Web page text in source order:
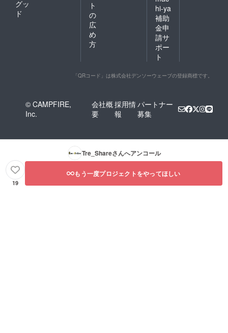
グッ
ド
ト
の
広
め
方
hi-ya
補助
金申
請サ
ポー
ト
「QRコード」は株式会社デンソーウェーブの登録商標です。
© CAMPFIRE,
Inc.
会社概
要
採用情
報
パートナー
募集
Tre_Shareさんへアンコール
19
もう一度プロジェクトをやってほしい